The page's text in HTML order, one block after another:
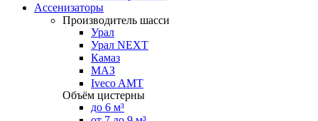
Ассенизаторы
Производитель шасси
Урал
Урал NEXT
Камаз
МАЗ
Iveco AMT
Объём цистерны
до 6 м³